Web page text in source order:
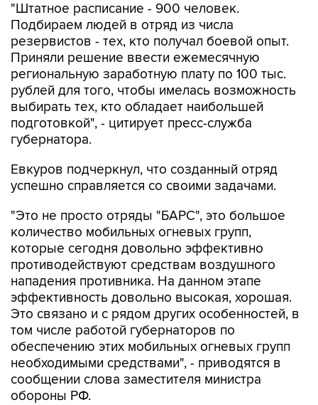
"Штатное расписание - 900 человек.
Подбираем людей в отряд из числа
резервистов - тех, кто получал боевой опыт.
Приняли решение ввести ежемесячную
региональную заработную плату по 100 тыс.
рублей для того, чтобы имелась возможность
выбирать тех, кто обладает наибольшей
подготовкой", - цитирует пресс-служба
губернатора.
Евкуров подчеркнул, что созданный отряд
успешно справляется со своими задачами.
"Это не просто отряды "БАРС", это большое
количество мобильных огневых групп,
которые сегодня довольно эффективно
противодействуют средствам воздушного
нападения противника. На данном этапе
эффективность довольно высокая, хорошая.
Это связано и с рядом других особенностей, в
том числе работой губернаторов по
обеспечению этих мобильных огневых групп
необходимыми средствами", - приводятся в
сообщении слова заместителя министра
обороны РФ.